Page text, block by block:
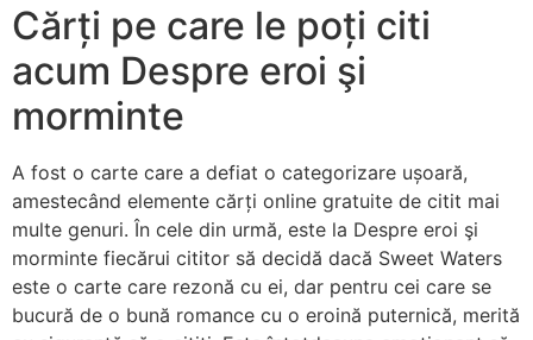
Cărți pe care le poți citi
acum Despre eroi şi
morminte
A fost o carte care a defiat o categorizare ușoară,
amestecând elemente cărți online gratuite de citit mai
multe genuri. În cele din urmă, este la Despre eroi şi
morminte fiecărui cititor să decidă dacă Sweet Waters
este o carte care rezonă cu ei, dar pentru cei care se
bucură de o bună romance cu o eroină puternică, merită